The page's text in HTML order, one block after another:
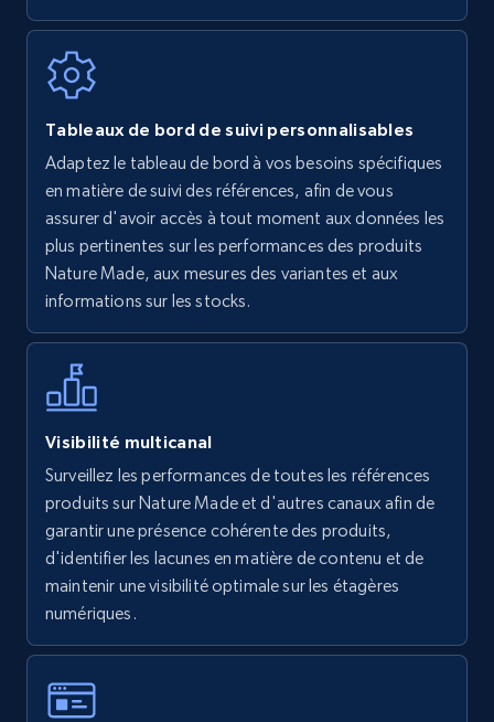
Walmart - products
URL, Final price, Sku, Currency, Gtin,
Specifications, Image urls, Top reviews, and
more.
5.6K+
Walmart - products - Find new products by
using specific category URL
URL, Final price, Sku, Currency, Gtin,
more.
5.6K+ 875+ Commencer
Walmart - products - Collects products by
URL, Final price, Sku, Currency, Gtin,
Tableaux de bord de suivi personnalisables
Adaptez le tableau de bord à vos besoins spécifiques
en matière de suivi des références, afin de vous
assurer d'avoir accès à tout moment aux données les
plus pertinentes sur les performances des produits
Nature Made, aux mesures des variantes et aux
informations sur les stocks.
Visibilité multicanal
Surveillez les performances de toutes les références
produits sur Nature Made et d'autres canaux afin de
garantir une présence cohérente des produits,
d'identifier les lacunes en matière de contenu et de
maintenir une visibilité optimale sur les étagères
numériques.